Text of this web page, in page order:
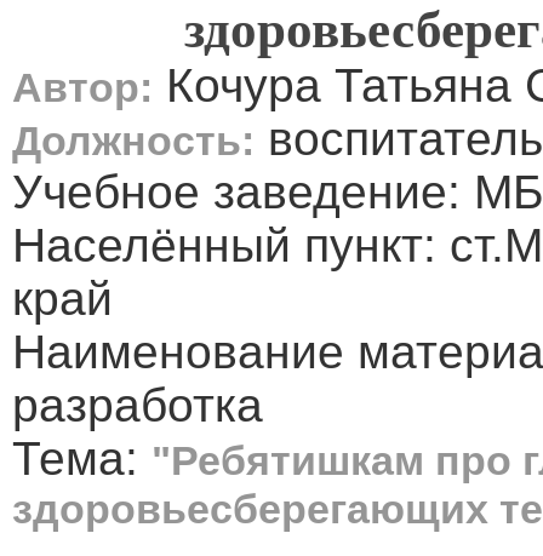
Автор: Кочура
Должность: воспитатель
Учебное заведение:
Населённый пункт:
край
Наименование
разработка
Тема: "Ребятишкам про
здоровьесберегающих